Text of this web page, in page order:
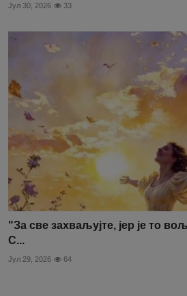
Јул 30, 2026 33
"За све захваљујте, јер је то
С...
Јул 29, 2026 64